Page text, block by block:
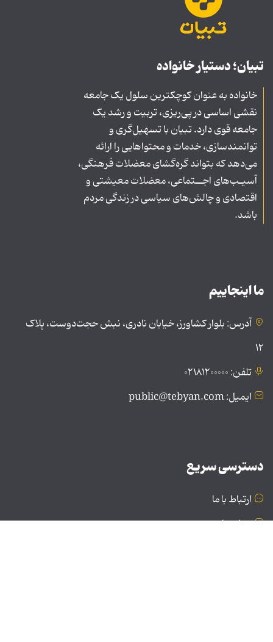
تبیان؛ دستیار خانواده
خانواده به عنوان کوچکترین سلول یک جامعه
نقشی اساسی در پی‌ریزی، تربیت و رشد یک
جامعه قوی دارد. تبیان با تسهیل‌گری و
توانمندسازی، خدمات و محتواهایی را ارائه
می‌دهد که بتواند گره‌گشای معضلات فرهنگی،
آسیـب‌های اجــتماعی، معضلات معیشتی و
اقتصادی و چالش‌های سیاسی در زندگی مردم
باشد.
ما اینجاییم
آدرس: بلوار کشاورز، خیابان نادری، نبش حجت‌دوست، پلاک
۱۲
تلفن: ۰۲۱۸۱۲۰۰۰۰۰
ایمیل: public@tebyan.com
دسترسی سریع
ارتباط با ما
درباره ما